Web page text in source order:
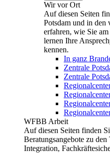
Wir vor Ort
Auf diesen Seiten
Potsdam und in den
erfahren, wie Sie
lernen Ihre
kennen.
In ganz
Zentrale
Zentrale
WFBB Arbeit
Auf diesen Seiten finden
Beratungsangebote zu
Integration,